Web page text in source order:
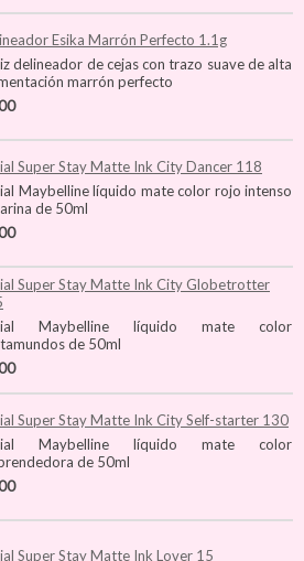
Esika Marrón Perfecto 1.1g
delineador de cejas con trazo suave de alta
marrón perfecto
Super Stay Matte Ink City Dancer 118
Maybelline líquido mate color rojo intenso
de 50ml
Super Stay Matte Ink City Globetrotter
Maybelline líquido mate color
de 50ml
Super Stay Matte Ink City Self-starter 130
Maybelline líquido mate color
de 50ml
Super Stay Matte Ink Lover 15